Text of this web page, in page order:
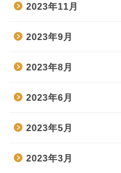
2023年11月
2023年9月
2023年8月
2023年6月
2023年5月
2023年3月